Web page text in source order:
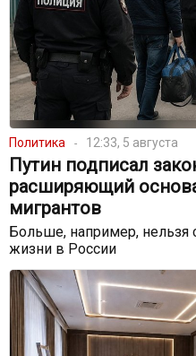
Политика 12:33, 5 августа
Путин подписал
расширяющий
мигрантов
Больше, например, нельзя
жизни в России